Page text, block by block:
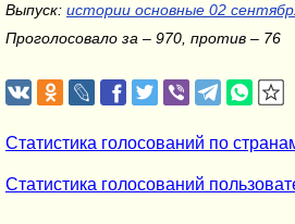
Выпуск: истории основные 02
Проголосовало за – 970, против – 76
Статистика голосований по
Статистика голосований